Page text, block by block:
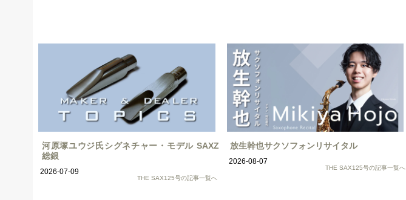
河原塚ユウジ氏シグネチャー・モデル SAXZ
総銀
2026-07-09
THE SAX125号の記事一覧へ
放生幹也サクソフォンリサイタル
2026-08-07
THE SAX125号の記事一覧へ